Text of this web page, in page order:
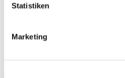
Statistiken
Marketing
Gendern in Fremdsprachen: